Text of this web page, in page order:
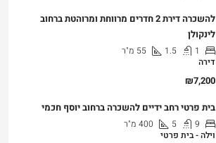
להשכרה דירת 2 חדרים מרווחת ומרוהטת ברחוב
לינקולן
1
1.5
55 מ"ר
דירה
₪7,200
בית פרטי רחב ידיים להשכרה ברחוב יוסף חכמי
9
5
400 מ"ר
וילה - בית פרטי